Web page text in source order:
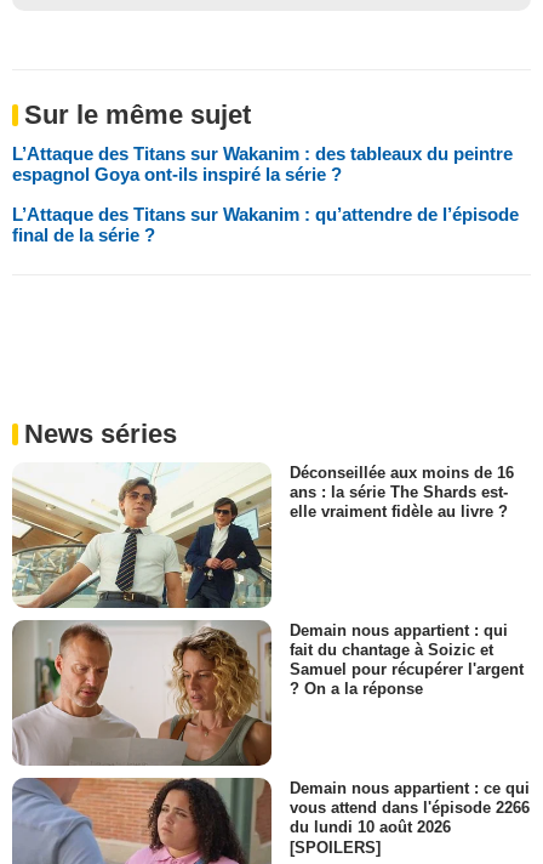
Sur le même sujet
L’Attaque des Titans sur Wakanim : des tableaux du peintre
espagnol Goya ont-ils inspiré la série ?
L’Attaque des Titans sur Wakanim : qu’attendre de l’épisode
final de la série ?
News séries
Déconseillée aux moins de 16
ans : la série The Shards est-
elle vraiment fidèle au livre ?
Demain nous appartient : qui
fait du chantage à Soizic et
Samuel pour récupérer l'argent
? On a la réponse
Demain nous appartient : ce qui
vous attend dans l'épisode 2266
du lundi 10 août 2026
[SPOILERS]